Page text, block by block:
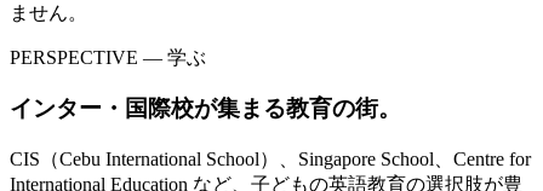
ません。
PERSPECTIVE — 学ぶ
インター・国際校が集まる教育の街。
CIS（Cebu International School）、Singapore School、Centre for
International Education など、子どもの英語教育の選択肢が豊